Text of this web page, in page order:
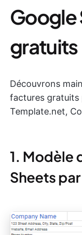
Google
gratuits
Découvrons
factures gratuits
Template.net,
1. Modèle
Sheets